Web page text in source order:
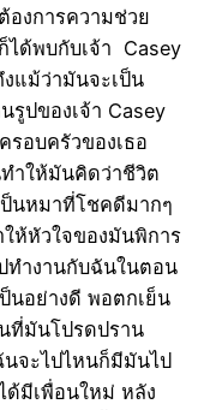
องการความช่วย
ได้พบกับเจ้า Casey
แม้ว่ามันจะเป็น
ปของเจ้า Casey
อบครัวของเธอ
ำให้มันคิดว่าชีวิต
นหมาที่โชคดีมากๆ
ห้หัวใจของมันพิการ
ำงานกับฉันในตอน
นอย่างดี พอตกเย็น
ที่มันโปรดปราน
จะไปไหนก็มีมันไป
ด้มีเพื่อนใหม่ หลัง